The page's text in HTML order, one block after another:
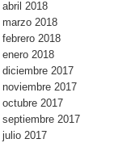
abril 2018
marzo 2018
febrero 2018
enero 2018
diciembre 2017
noviembre 2017
octubre 2017
septiembre 2017
julio 2017